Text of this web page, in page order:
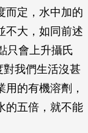
而定，水中加的
不大，如同前述
只會上升攝氏
我們生活沒甚
的有機溶劑，
的五倍，就不能